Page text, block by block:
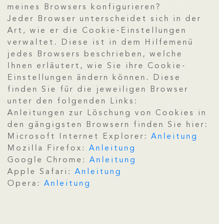
meines Browsers konfigurieren?
Jeder Browser unterscheidet sich in der
Art, wie er die Cookie-Einstellungen
verwaltet. Diese ist in dem Hilfemenü
jedes Browsers beschrieben, welche
Ihnen erläutert, wie Sie ihre Cookie-
Einstellungen ändern können. Diese
finden Sie für die jeweiligen Browser
unter den folgenden Links:
Anleitungen zur Löschung von Cookies in
den gängigsten Browsern finden Sie hier:
Microsoft Internet Explorer: Anleitung
Mozilla Firefox: Anleitung
Google Chrome: Anleitung
Apple Safari: Anleitung
Opera: Anleitung